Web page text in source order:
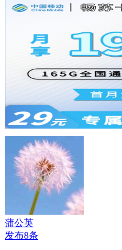
蒲公英
发布8条